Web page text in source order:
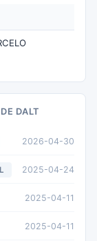
DALT
2026-04-30
2025-04-24
2025-04-11
2025-04-11